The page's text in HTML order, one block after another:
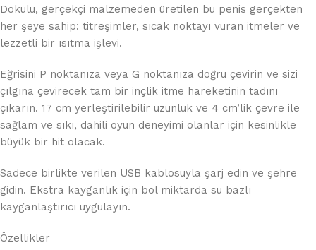
Dokulu, gerçekçi malzemeden üretilen bu penis gerçekten
her şeye sahip: titreşimler, sıcak noktayı vuran itmeler ve
lezzetli bir ısıtma işlevi.
Eğrisini P noktanıza veya G noktanıza doğru çevirin ve sizi
çılgına çevirecek tam bir inçlik itme hareketinin tadını
çıkarın. 17 cm yerleştirilebilir uzunluk ve 4 cm’lik çevre ile
sağlam ve sıkı, dahili oyun deneyimi olanlar için kesinlikle
büyük bir hit olacak.
Sadece birlikte verilen USB kablosuyla şarj edin ve şehre
gidin. Ekstra kayganlık için bol miktarda su bazlı
kayganlaştırıcı uygulayın.
Özellikler